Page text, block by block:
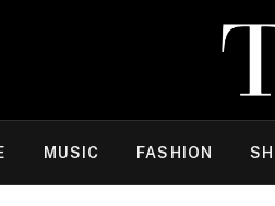
MUSIC FASHION